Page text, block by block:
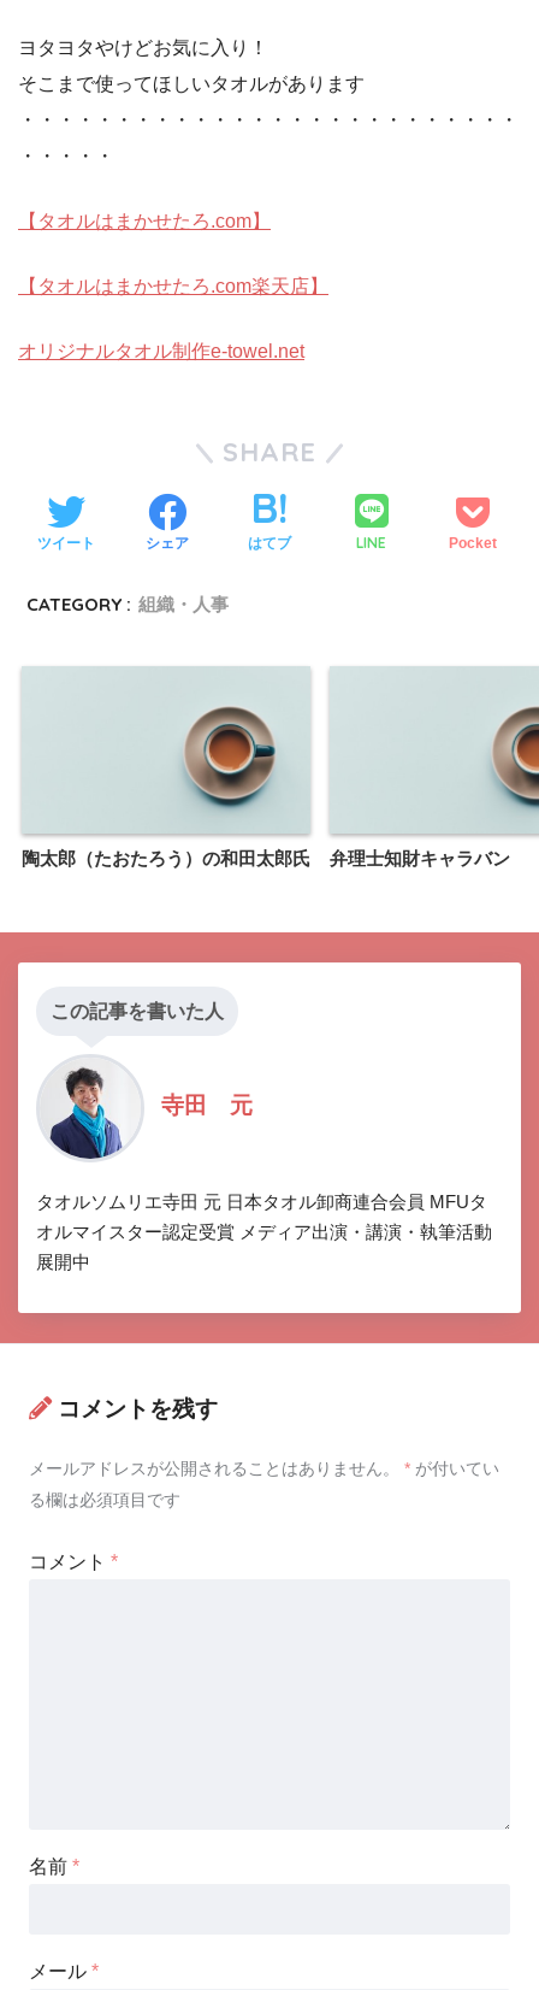
ヨタヨタやけどお気に入り！
そこまで使ってほしいタオルがあります
・・・・・・・・・・・・・・・・・・・・・・・・・・
・・・・・
【タオルはまかせたろ.com】
【タオルはまかせたろ.com楽天店】
オリジナルタオル制作e-towel.net
SHARE
ツイート シェア はてブ LINE Pocket
CATEGORY : 組織・人事
陶太郎（たおたろう）の和田太郎氏 弁理士知財キャラバン
この記事を書いた人
寺田 元
タオルソムリエ寺田 元 日本タオル卸商連合会員 MFUタ
オルマイスター認定受賞 メディア出演・講演・執筆活動
展開中
コメントを残す
メールアドレスが公開されることはありません。 * が付いてい
る欄は必須項目です
コメント *
名前 *
メール *